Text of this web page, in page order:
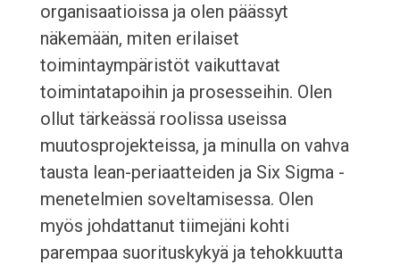
organisaatioissa ja olen päässyt
näkemään, miten erilaiset
toimintaympäristöt vaikuttavat
toimintatapoihin ja prosesseihin. Olen
ollut tärkeässä roolissa useissa
muutosprojekteissa, ja minulla on vahva
tausta lean-periaatteiden ja Six Sigma -
menetelmien soveltamisessa. Olen
myös johdattanut tiimejäni kohti
parempaa suorituskykyä ja tehokkuutta